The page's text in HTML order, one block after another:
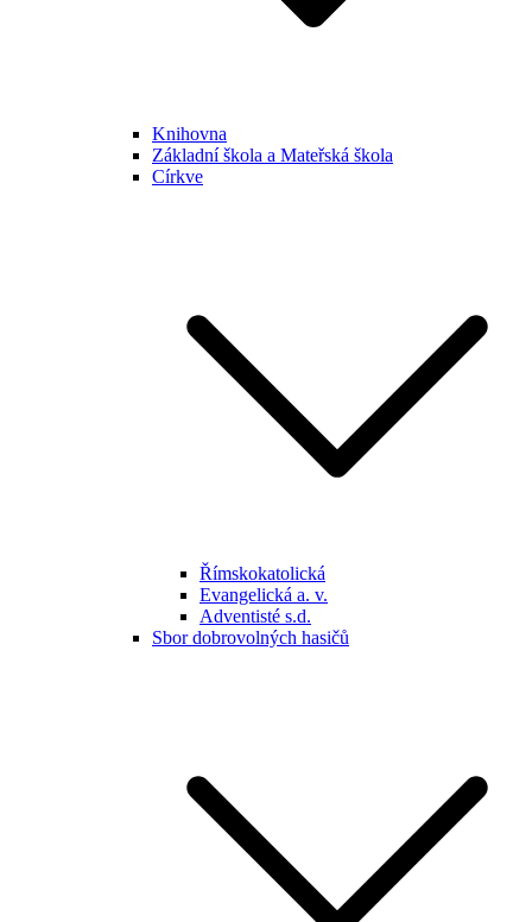
Knihovna
Základní škola a Mateřská škola
Církve
Římskokatolická
Evangelická a. v.
Adventisté s.d.
Sbor dobrovolných hasičů